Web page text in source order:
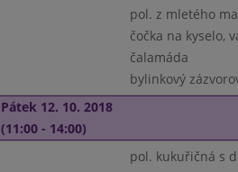
pol. z mletého
čočka na kyselo,
čalamáda
bylinkový
Pátek 12. 10. 2018
(11:00 - 14:00)
pol. kukuřičná s